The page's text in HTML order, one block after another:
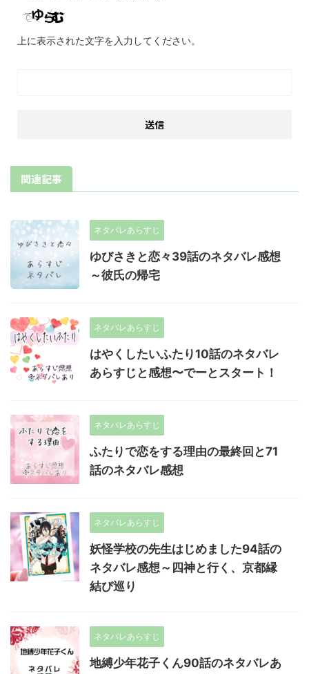
上に表示された文字を入力してください。
関連記事
ネタバレあらすじ
ゆびさきと恋々39話のネタバレ感想
～彼氏の帰宅
ネタバレあらすじ
はやくしたいふたり10話のネタバレ
あらすじと感想〜でーとスタート！
ネタバレあらすじ
ふたりで恋をする理由の最終回と71
話のネタバレ感想
ネタバレあらすじ
妖怪学校の先生はじめました94話の
ネタバレ感想～四神と行く、京都縁
結び巡り
ネタバレあらすじ
地縛少年花子くん90話のネタバレあ